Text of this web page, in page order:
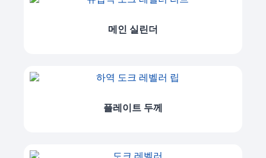
메인 실린더
플레이트 두께